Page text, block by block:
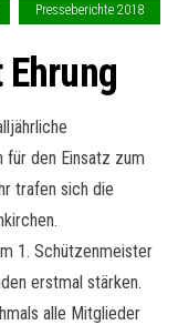
Presseberichte 2018
für den Einsatz zum
trafen sich die
1. Schützenmeister
erstmal stärken.
alle Mitglieder